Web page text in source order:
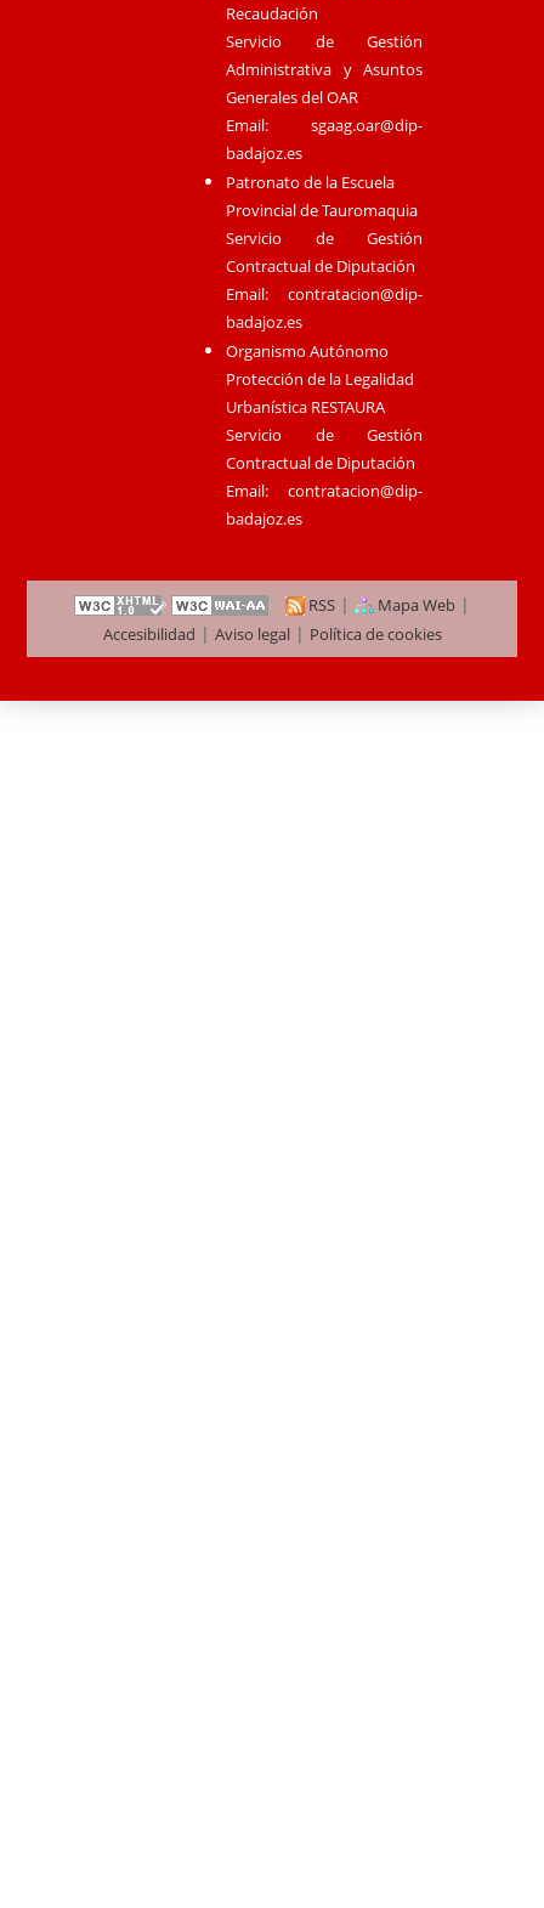
Recaudación
Servicio de Gestión
Administrativa y Asuntos
Generales del OAR
Email:sgaag.oar@dip-
badajoz.es
Patronato de la Escuela
Provincial de Tauromaquia
Servicio de Gestión
Contractual de Diputación
Email:contratacion@dip-
badajoz.es
Organismo Autónomo
Protección de la Legalidad
Urbanística RESTAURA
Servicio de Gestión
Contractual de Diputación
Email:contratacion@dip-
badajoz.es
RSS | Mapa Web |
Accesibilidad | Aviso legal| Política de cookies